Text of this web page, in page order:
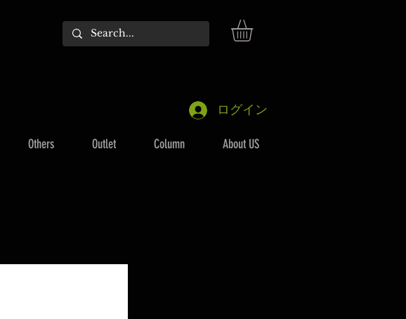
ログイン
Others Outlet Column About US